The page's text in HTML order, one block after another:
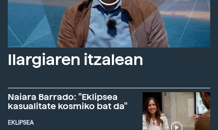
Ilargiaren itzalean
Naiara Barrado: "Eklipsea
kasualitate kosmiko bat da"
EKLIPSEA